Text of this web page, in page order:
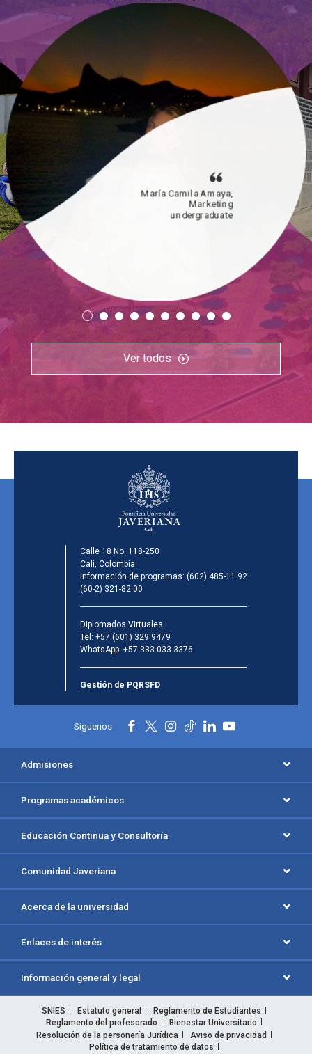
María Camila Amaya,
Marketing
undergraduate
Ver todos
Calle 18 No. 118-250
Cali, Colombia.
Información de programas: (602) 485-11 92
(60-2) 321-82 00
Diplomados Virtuales
Tel: +57 (601) 329 9479
WhatsApp: +57 333 033 3376
Gestión de PQRSFD
Síguenos
Admisiones
Programas académicos
Educación Continua y Consultoría
Comunidad Javeriana
Acerca de la universidad
Enlaces de interés
Información general y legal
SNIES Estatuto general
Reglamento de Estudiantes
Reglamento del profesorado
Bienestar Universitario
Resolución de la personería Jurídica
Aviso de privacidad
Política de tratamiento de datos